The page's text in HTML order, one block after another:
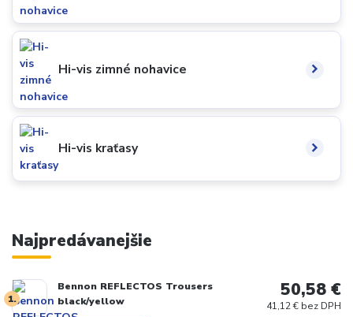
Hi-vis zimné nohavice
Hi-vis kraťasy
Najpredávanejšie
1.
Bennon REFLECTOS Trousers
black/yellow
50,58 €
41,12 € bez DPH